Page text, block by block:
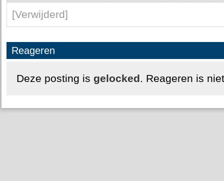
[Verwijderd]
Reageren
Deze posting is gelocked. Reageren is